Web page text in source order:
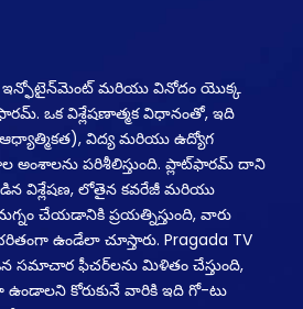
ఇన్ఫోటైన్‌మెంట్ మరియు వినోదం యొక్క
ఒక విశ్లేషణాత్మక విధానంతో, ఇది
విద్య మరియు ఉద్యోగ
పరిశీలిస్తుంది. ప్లాట్‌ఫారమ్ దాని
విశ్లేషణ, లోతైన కవరేజీ మరియు
చేయడానికి ప్రయత్నిస్తుంది, వారు
ఉండేలా చూస్తారు. Pragada TV
సమాచార ఫీచర్‌లను మిళితం చేస్తుంది,
కోరుకునే వారికి ఇది గో-టు